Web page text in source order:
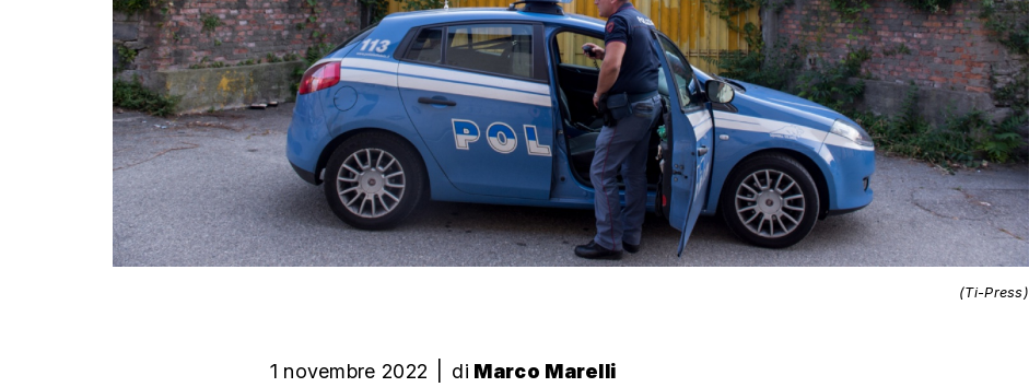
(Ti-Press)
1 novembre 2022 di Marco Marelli